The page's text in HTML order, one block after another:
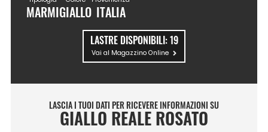
MARMIGIALLO ITALIA
LASTRE DISPONIBILI:19
Vai al Magazzino Online
LASCIA I TUOI DATI PER RICEVERE INFORMAZIONI SU
GIALLO REALE ROSATO